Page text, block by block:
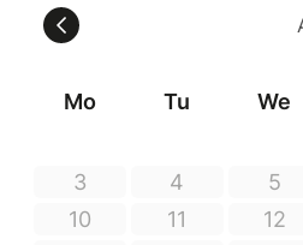
durable.